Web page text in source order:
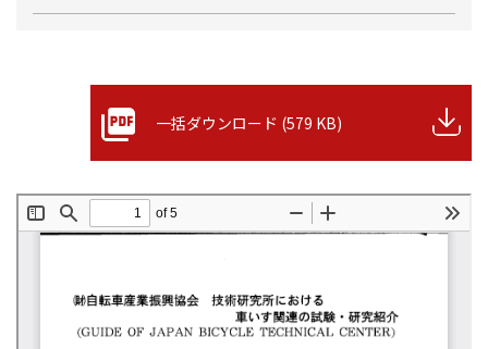
一括ダウンロード (579 KB)